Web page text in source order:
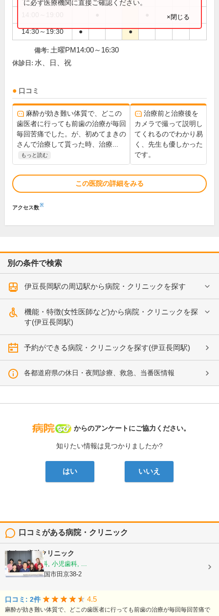
14:30～19:30 ● ●
に必ず医療機関に直接ご確認ください。
×閉じる
備考: 土曜PM14:00～16:30
休診日: 水、日、祝
口コミ
麻酔が効き難い体質で、どこの
歯医者に行っても前歯の治療が毎回
毎回苦痛でした。が、初めてまきの
さんで治療して貰った時、治療...
もっと読む
治療前と治療後を
カメラで撮って説明し
てくれるのでわかり易
く、先生も優しかった
です。
この医院の詳細をみる
アクセス数※
別の条件で検索
伊豆長岡駅の周辺駅から病院・クリニックを探す
機能・特徴(女性医師など)から病院・クリニックを探
す(伊豆長岡駅)
予約ができる病院・クリニックを探す(伊豆長岡駅)
各都道府県の休日・夜間診療、救急、当番医情報
病院なび
からのアンケートにご協力ください。
知りたい情報は見つかりましたか?
はい いいえ
口コミがある病院・クリニック
まきの歯科クリニック
歯科, 矯正歯科, 小児歯科, ...
静岡県伊豆の国市田京38-2
口コミ: 2件 4.5
麻酔が効き難い体質で、どこの歯医者に行っても前歯の治療が毎回毎回苦痛で